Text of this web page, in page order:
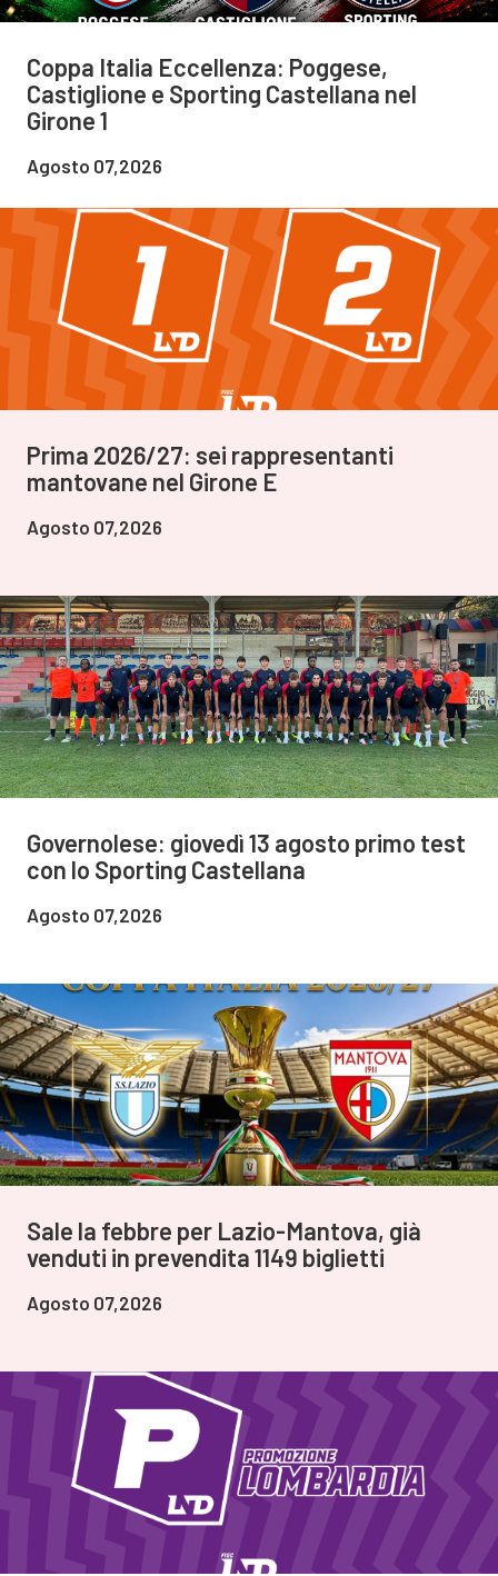
Coppa Italia Eccellenza: Poggese,
Castiglione e Sporting Castellana nel
Girone 1
Agosto 07,2026
Prima 2026/27: sei rappresentanti
mantovane nel Girone E
Agosto 07,2026
Governolese: giovedì 13 agosto primo test
con lo Sporting Castellana
Agosto 07,2026
Sale la febbre per Lazio-Mantova, già
venduti in prevendita 1149 biglietti
Agosto 07,2026